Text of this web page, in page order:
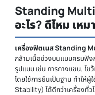
Standing
อะไร? ดีไหม เห
เครื่องฟิตเนส Standing
กล้ามเนื้อช่วงบนแบบครบฟัง
รูปแบบ เช่น การกางแขน, ไข
โดยใช้การยืนเป็นฐาน ทำให้
Stability) ได้ดีกว่าเครื่องทั่ว